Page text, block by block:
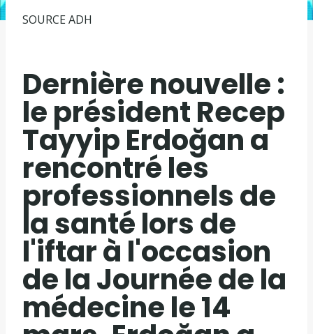
SOURCEADH
Dernière nouvelle :
le président Recep
Tayyip Erdoğan a
rencontré les
professionnels de
la santé lors de
l'iftar à l'occasion
de la Journée de la
médecine le 14